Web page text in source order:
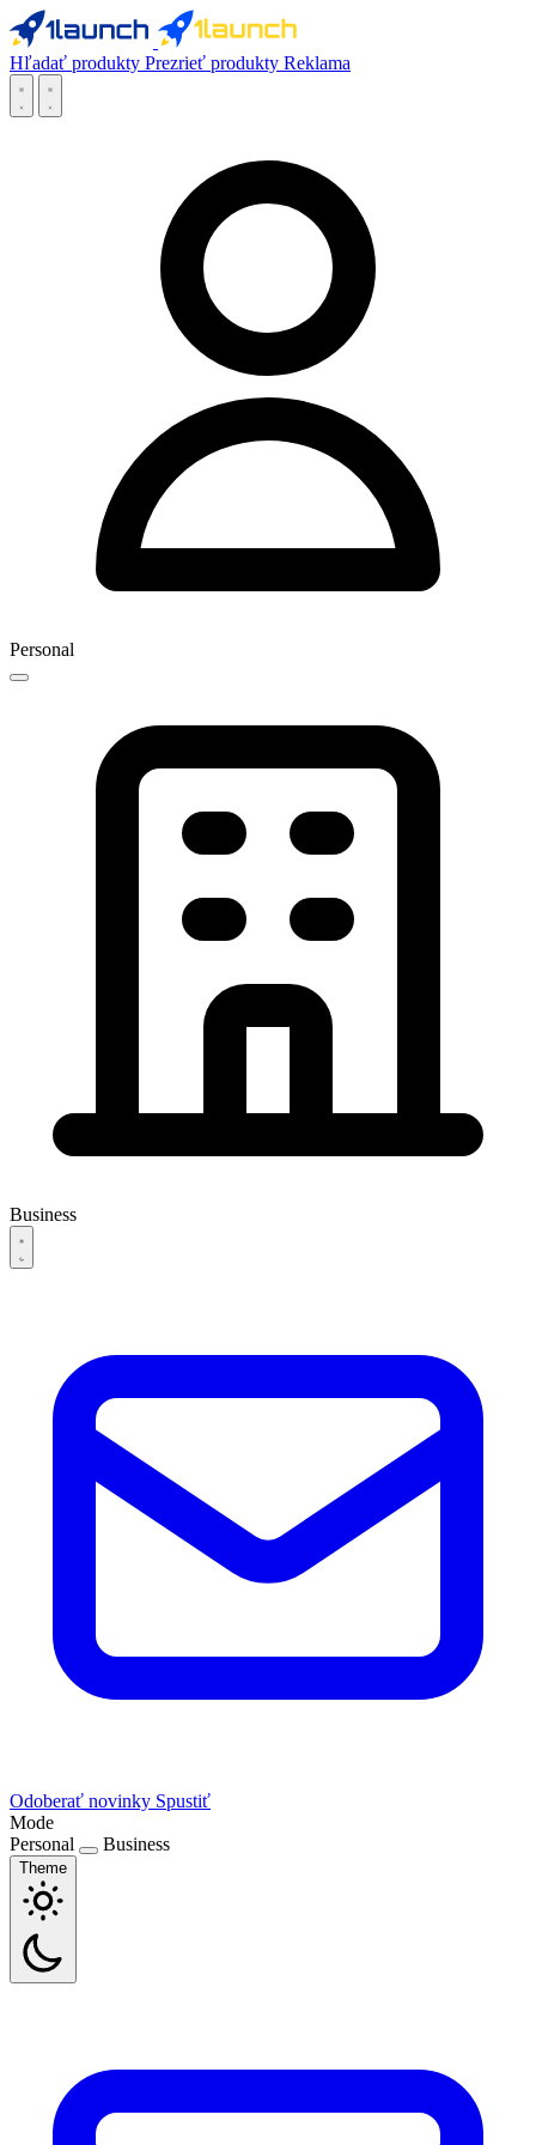
Hľadať produkty Prezrieť produkty Reklama
Personal
Business
Odoberať novinky Spustiť
Mode
Personal
Business
Theme